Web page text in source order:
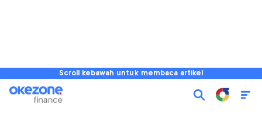
Scroll kebawah untuk membaca artikel